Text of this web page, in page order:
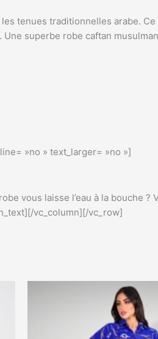
tenues traditionnelles arabe.
superbe robe caftan
»no » text_larger= »no »]
vous laisse l’eau à la bouche
vc_column][/vc_row]
a